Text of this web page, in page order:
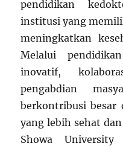
pendidikan
institusi yang
meningkatkan
Melalui
inovatif,
pengabdian
berkontribusi besar
yang lebih sehat
Showa